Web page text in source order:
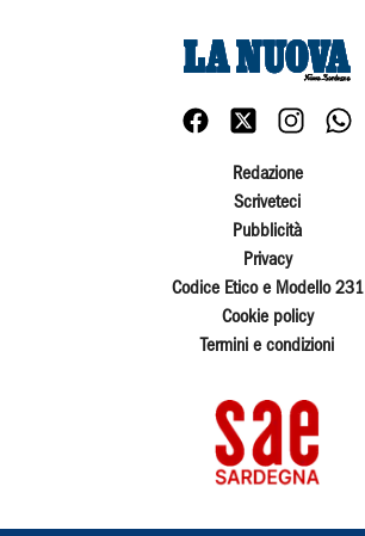
Redazione
Scriveteci
Pubblicità
Privacy
Codice Etico e Modello 231
Cookie policy
Termini e condizioni